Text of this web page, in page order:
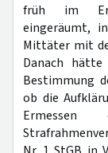
früh im
eingeräumt,
Mittäter mit
Danach
Bestimmung
ob die
Ermessen